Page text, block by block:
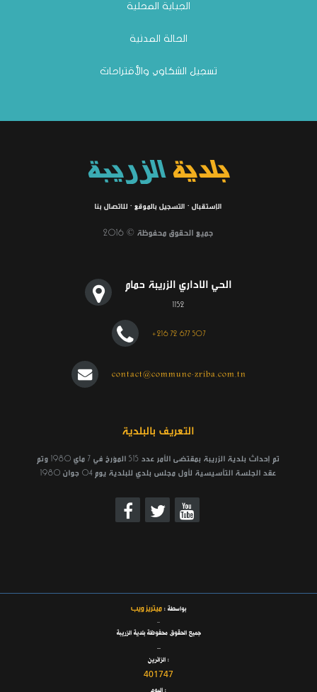
الجباية المحلية
الحالة المدنية
تسجيل الشكاوي والأقتراحات
بلديةالزريبة
للاتصال بنا · التسجيل بالموقع · الإستقبال
جميع الحقوق محفوظة © 2016
الحي الاداري الزريبة حمام
1152
+216 72 677 507
contact@commune-zriba.com.tn
التعريف بالبلدية
تم إحداث بلدية الزريبة بمقتضى الأمر عدد 515 المؤرخ في 7 ماي 1980 وتم
عقد الجلسة التأسيسية لأول مجلس بلدي للبلدية يوم 04 جوان 1980
بواسطة :ميتريز ويب
_
جميع الحقوق محفوظة بلدية الزريبة
_
الزائرين :
401747